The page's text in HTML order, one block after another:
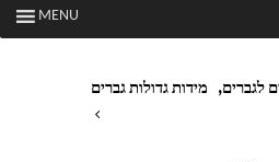
MENU
לגברים, מידות גדולות גברים